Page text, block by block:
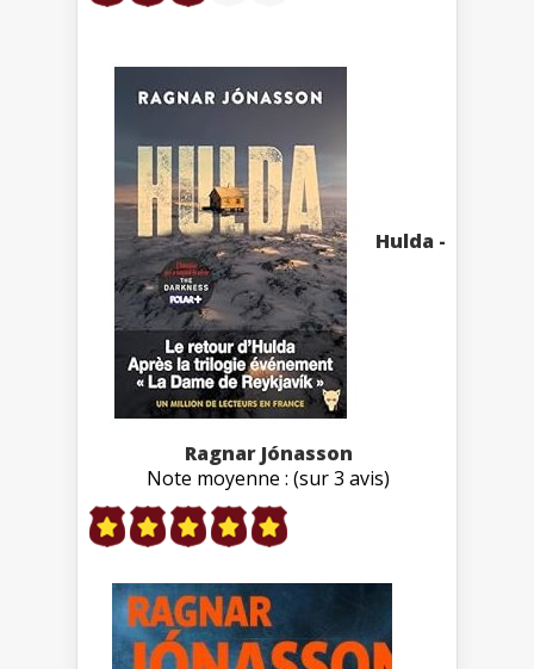
Hulda -
Ragnar Jónasson
Note moyenne : (sur 3 avis)